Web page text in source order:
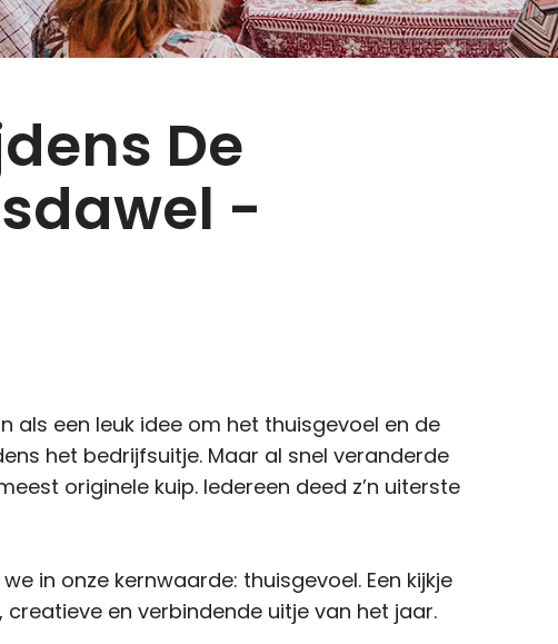
De
-
als een leuk idee om het thuisgevoel en de
het bedrijfsuitje. Maar al snel veranderde
originele kuip. Iedereen deed z’n uiterste
in onze kernwaarde: thuisgevoel. Een kijkje
en verbindende uitje van het jaar.